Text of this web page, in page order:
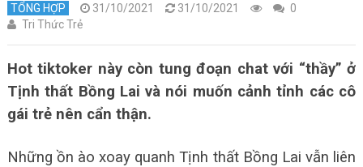
TỔNG HỢP 31/10/2021 31/10/2021
0
Tri Thức Trẻ
Hot tiktoker này còn tung đoạn chat với “thầy” ở
Tịnh thất Bồng Lai và nói muốn cảnh tỉnh các cô
gái trẻ nên cẩn thận.
Những ồn ào xoay quanh Tịnh thất Bồng Lai vẫn liên